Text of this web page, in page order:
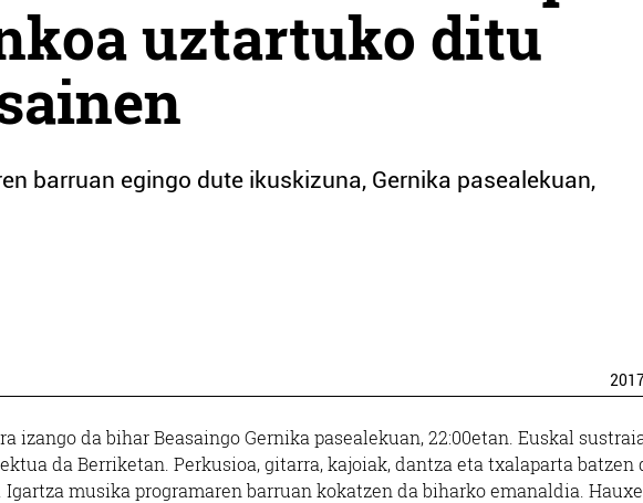
uztartuko ditu
barruan egingo dute ikuskizuna, Gernika pasealekuan,
izango da bihar Beasaingo Gernika pasealekuan, 22:00etan. Euskal
da Berriketan. Perkusioa, gitarra, kajoiak, dantza eta txalaparta batzen
musika programaren barruan kokatzen da biharko emanaldia. Hauxe